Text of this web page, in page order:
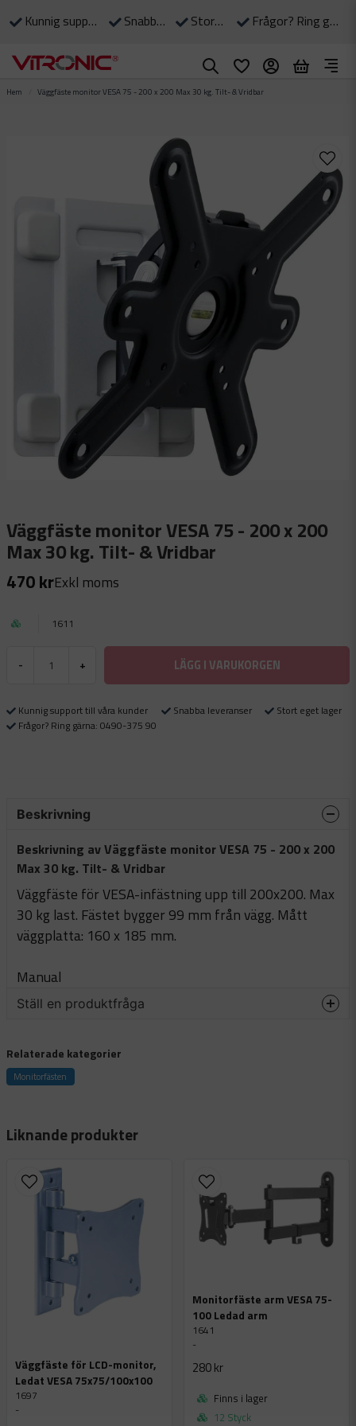
Kunnig support till våra kunder Snabba leveranser Stort eget lager Frågor? Ring gärna: 0490-375 90
Hem Väggfäste monitor VESA 75 - 200 x 200 Max 30 kg. Tilt- & Vridbar
Väggfäste monitor VESA 75 - 200 x 200
Max 30 kg. Tilt- & Vridbar
470 krExkl moms
1611
- + LÄGG I VARUKORGEN
Kunnig support till våra kunder Snabba leveranser
Stort eget lager
Frågor? Ring gärna: 0490-375 90
Liknande produkter
Väggfäste för LCD-monitor,
Ledat VESA 75x75/100x100
1697
-
Monitorfäste arm VESA 75-
100 Ledad arm
1641
-
280 kr
Finns i lager
12 Styck
Beskrivning
Beskrivning av Väggfäste monitor VESA 75 - 200 x 200
Max 30 kg. Tilt- & Vridbar
Väggfäste för VESA-infästning upp till 200x200. Max
30 kg last. Fästet bygger 99 mm från vägg. Mått
väggplatta: 160 x 185 mm.
Manual
Ställ en produktfråga
Fråga oss något om denna produkten...
Namn
email
Mejladress
Ja, ni får publicera min fråga
Skicka fråga
Relaterade kategorier
Monitorfästen